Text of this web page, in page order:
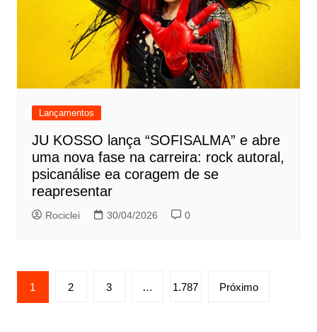
Lançamentos
JU KOSSO lança “SOFISALMA” e abre
uma nova fase na carreira: rock autoral,
psicanálise ea coragem de se
reapresentar
Rociclei 30/04/2026 0
Paginação
de
1 2 3 … 1.787 Próximo